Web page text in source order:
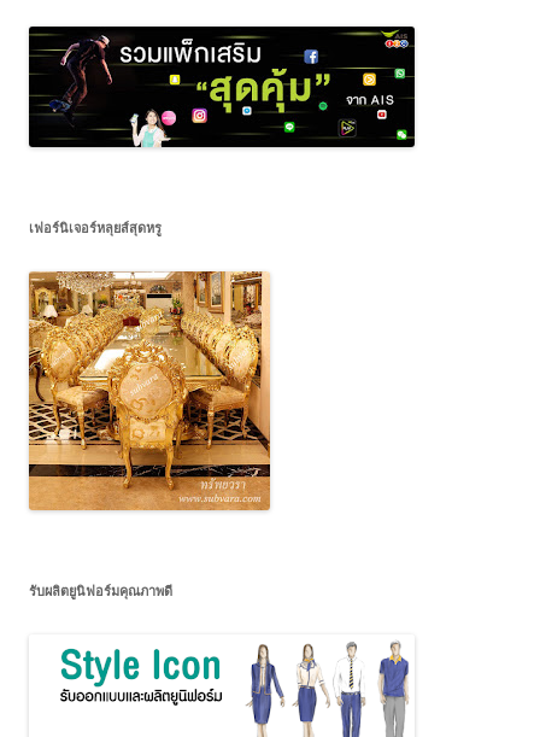
เฟอร์นิเจอร์หลุยส์สุดหรู
รับผลิตยูนิฟอร์มคุณภาพดี